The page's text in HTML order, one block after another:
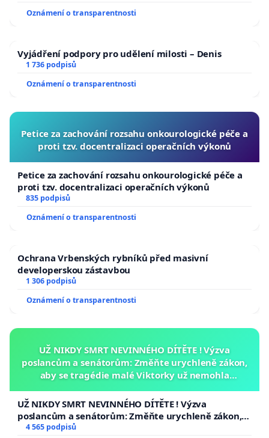
Oznámení o transparentnosti
Vyjádření podpory pro udělení milosti – Denis
1 736 podpisů
Oznámení o transparentnosti
Petice za zachování rozsahu onkourologické péče a
proti tzv. docentralizaci operačních výkonů
Petice za zachování rozsahu onkourologické péče a
proti tzv. docentralizaci operačních výkonů
835 podpisů
Oznámení o transparentnosti
Ochrana Vrbenských rybníků před masivní
developerskou zástavbou
1 306 podpisů
Oznámení o transparentnosti
UŽ NIKDY SMRT NEVINNÉHO DÍTĚTE ! Výzva
poslancům a senátorům: Změňte urychleně zákon,
aby se tragédie malé Viktorky už nemohla
UŽ NIKDY SMRT NEVINNÉHO DÍTĚTE ! Výzva
poslancům a senátorům: Změňte urychleně zákon,
aby se tragédie malé Viktorky už nemohla opakovat!
4 565 podpisů